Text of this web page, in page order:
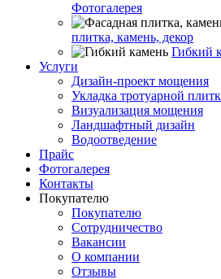
Фотогалерея
плитка, камень, декор
Гибкий
Услуги
Дизайн-проект мощения
Укладка тротуарной
Визуализация мощения
Ландшафтный дизайн
Водоотведение
Прайс
Фотогалерея
Контакты
Покупателю
Покупателю
Сотрудничество
Вакансии
О компании
Отзывы